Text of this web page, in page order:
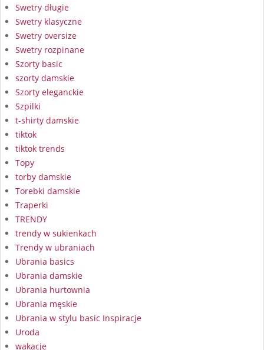
Swetry długie
Swetry klasyczne
Swetry oversize
Swetry rozpinane
Szorty basic
szorty damskie
Szorty eleganckie
Szpilki
t-shirty damskie
tiktok
tiktok trends
Topy
torby damskie
Torebki damskie
Traperki
TRENDY
trendy w sukienkach
Trendy w ubraniach
Ubrania basics
Ubrania damskie
Ubrania hurtownia
Ubrania męskie
Ubrania w stylu basic Inspiracje
Uroda
wakacje